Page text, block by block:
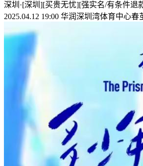
深圳·[深圳][买贵无忧][强实名/有条件退
2025.04.12 19:00 华润深圳湾体育中心春